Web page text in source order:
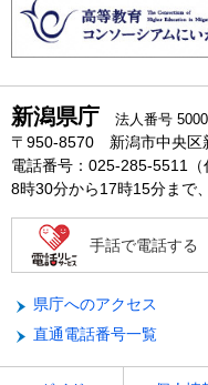
新潟県庁 法人番号
〒950-8570 新潟市中央区
電話番号：025-285-5511（
8時30分から17時15分まで
手話で電話する
県庁へのアクセス
直通電話番号一覧